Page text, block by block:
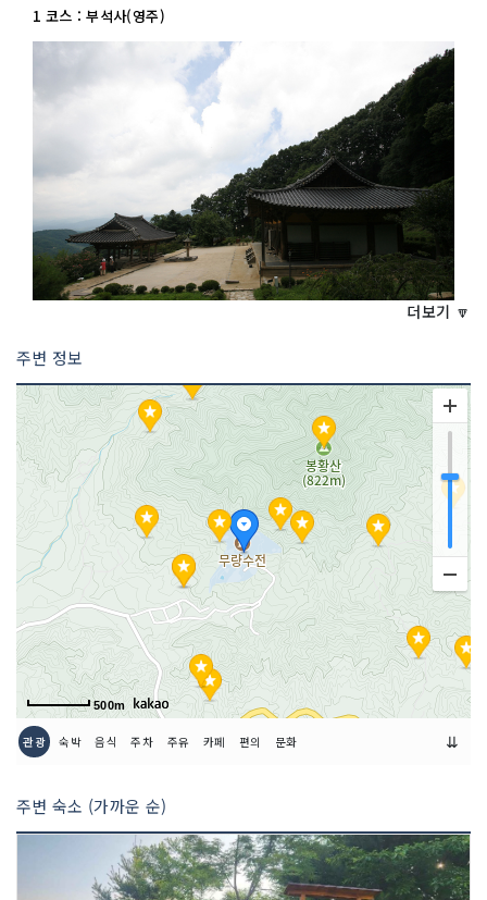
1 코스 : 부석사(영주)
<<코스 설명>>
부석사는 신라 문무왕(文武王) 16년(67
6) 해동(海東) 화엄종(華嚴宗)의 종조
(宗祖)인 의상대사(義湘大師)가 왕명(王
命)으로 창건(創建)한 화엄종의 수사찰
(首寺刹)이다. 대사가 당(唐)나라에 유학
하고 있을 때 당 고종(高宗)의 신라 침략
소식을 듣고 이를 왕에게 알리고, 그가 닦
은 화엄의 도리(道理)로 국론(國論)을 통
일(統一)하여 내외(內外)의 시련을 극복
하게 하고자 귀국하여 이절을 창건하였으
며 우리나라 화엄사상(華嚴思想)의 발원
지가 되었다.
2 코스 : 소수박물관
더보기 🔽
주변 정보
500m
관광 숙박 음식 주차 주유 카페 편의 문화 ⇊
주변 숙소 (가까운 순)